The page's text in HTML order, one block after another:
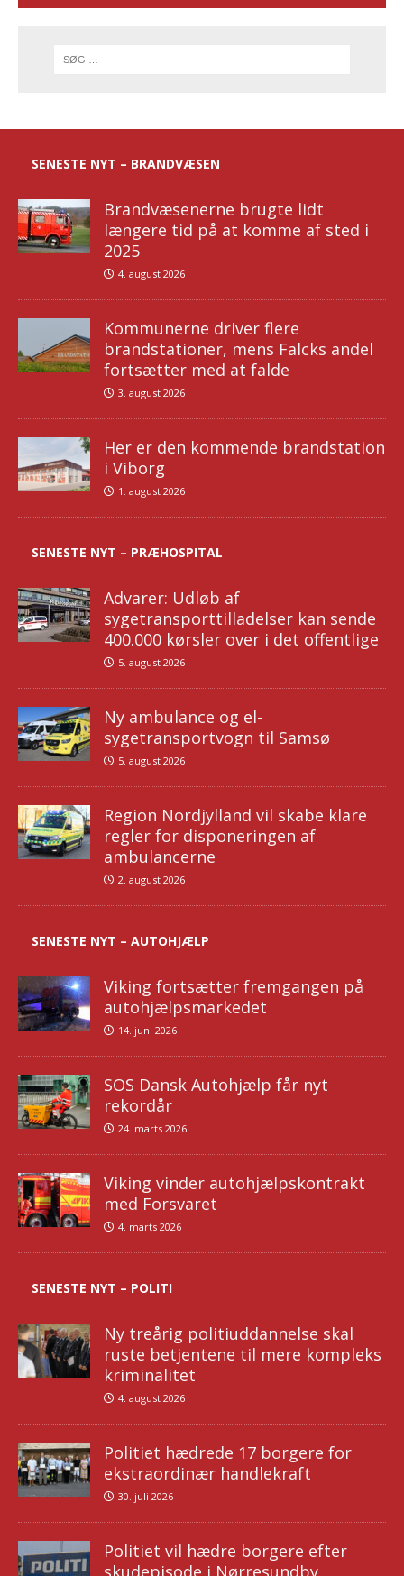
SENESTE NYT – BRANDVÆSEN
Brandvæsenerne brugte lidt
længere tid på at komme af sted i
2025
4. august 2026
Kommunerne driver flere
brandstationer, mens Falcks andel
fortsætter med at falde
3. august 2026
Her er den kommende brandstation
i Viborg
1. august 2026
SENESTE NYT – PRÆHOSPITAL
Advarer: Udløb af
sygetransporttilladelser kan sende
400.000 kørsler over i det offentlige
5. august 2026
Ny ambulance og el-
sygetransportvogn til Samsø
5. august 2026
Region Nordjylland vil skabe klare
regler for disponeringen af
ambulancerne
2. august 2026
SENESTE NYT – AUTOHJÆLP
Viking fortsætter fremgangen på
autohjælpsmarkedet
14. juni 2026
SOS Dansk Autohjælp får nyt
rekordår
24. marts 2026
Viking vinder autohjælpskontrakt
med Forsvaret
4. marts 2026
SENESTE NYT – POLITI
Ny treårig politiuddannelse skal
ruste betjentene til mere kompleks
kriminalitet
4. august 2026
Politiet hædrede 17 borgere for
ekstraordinær handlekraft
30. juli 2026
Politiet vil hædre borgere efter